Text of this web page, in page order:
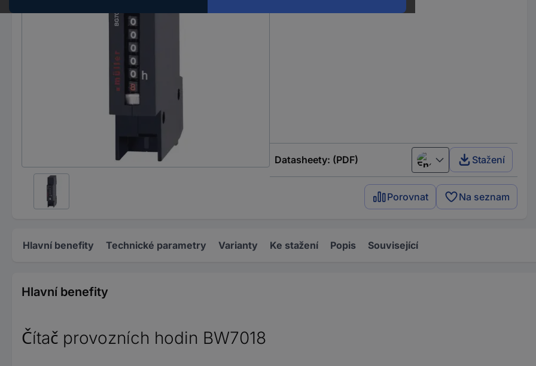
Datasheety: (PDF) English Stažení
Porovnat Na seznam
Hlavní benefity Technické parametry Varianty Ke stažení Popis Související
Hlavní benefity
Čítač provozních hodin BW7018